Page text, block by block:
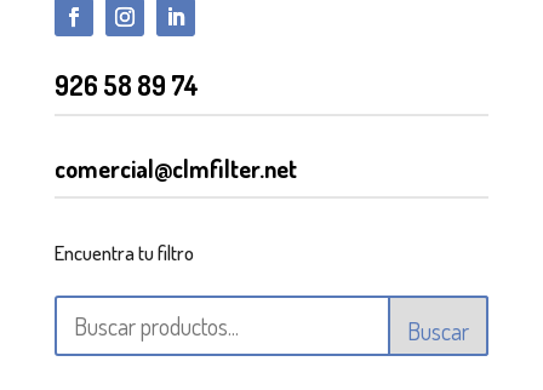
926 58 89 74
comercial@clmfilter.net
Encuentra tu filtro
Buscar